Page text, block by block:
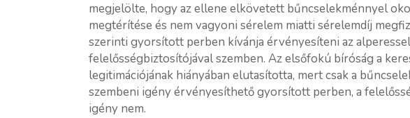
megjelölte, hogy az ellene elkövetett bűncselekménnyel
megtérítése és nem vagyoni sérelem miatti sérelemdíj
szerinti gyorsított perben kívánja érvényesíteni az
felelősségbiztosítójával szemben. Az elsőfokú bíróság a
legitimációjának hiányában elutasította, mert csak a
szembeni igény érvényesíthető gyorsított perben, a
igény nem.